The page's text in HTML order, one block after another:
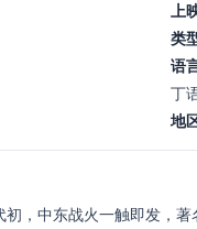
上
类
语
丁
地
，中东战火一触即发，著